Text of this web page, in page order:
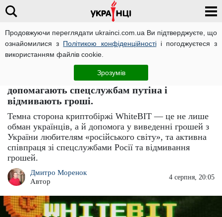
Продовжуючи переглядати ukrainci.com.ua Ви підтверджуєте, що
ознайомилися з Політикою конфіденційностіі погоджуєтеся з
використанням файлів cookie.
Зрозумів
Компромат
Криптобіржа WhiteBIT: як сім'я Шенцевих і
Володимир Носов, які втекли в Росії,
допомагають спецслужбам путіна і
відмивають гроші.
Темна сторона криптобіржі WhiteBIT — це не лише
обман українців, а й допомога у виведенні грошей з
України любителям «російського світу», та активна
співпраця зі спецслужбами Росії та відмивання
грошей.
Дмитро Моренок
Автор
4 серпня, 20:05